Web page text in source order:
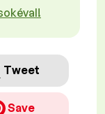
Tweet
Save